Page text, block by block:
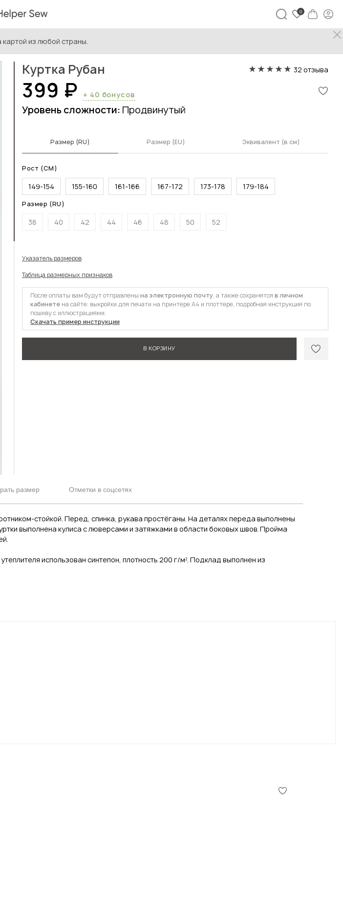
из любой страны.
Куртка Рубан
Куртка Рубан 32 отзыва
399 ₽ + 40 бонусов
Уровень сложности: Продвинутый
Размер (RU) Размер (EU) Эквивалент (в см)
Рост (СМ)
149-154 155-160 161-166 167-172 173-178 179-184
Размер (RU)
38 40 42 44 46 48 50 52
Указатель размеров
Таблица размерных признаков
После оплаты вам будут отправлены на электронную почту, а также сохранятся в личном
кабинете на сайте: выкройки для печати на принтере А4 и плоттере, подробная инструкция по
пошиву с иллюстрациями.
Скачать пример инструкции
В КОРЗИНУ
размер Отметки в соцсетях
стойкой. Перед, спинка, рукава простёганы. На деталях переда выполнены
выполнена кулиса с люверсами и затяжками в области боковых швов. Пройма
использован синтепон, плотность 200 г/м². Подклад выполнен из